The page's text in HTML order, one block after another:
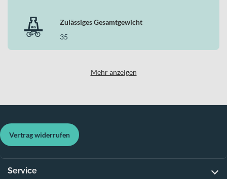
Zulässiges Gesamtgewicht
35
Mehr anzeigen
Vertrag widerrufen
Service